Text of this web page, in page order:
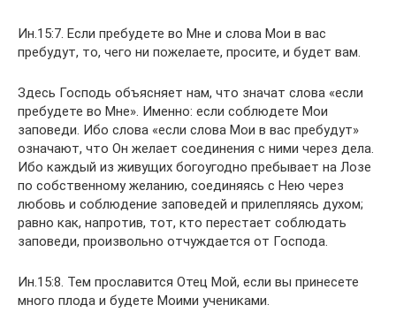
Ин.15:7. Если пребудете во Мне и слова Мои в вас
пребудут, то, чего ни пожелаете, просите, и будет вам.
Здесь Господь объясняет нам, что значат слова «если
пребудете во Мне». Именно: если соблюдете Мои
заповеди. Ибо слова «если слова Мои в вас пребудут»
означают, что Он желает соединения с ними через дела.
Ибо каждый из живущих богоугодно пребывает на Лозе
по собственному желанию, соединяясь с Нею через
любовь и соблюдение заповедей и прилепляясь духом;
равно как, напротив, тот, кто перестает соблюдать
заповеди, произвольно отчуждается от Господа.
Ин.15:8. Тем прославится Отец Мой, если вы принесете
много плода и будете Моими учениками.